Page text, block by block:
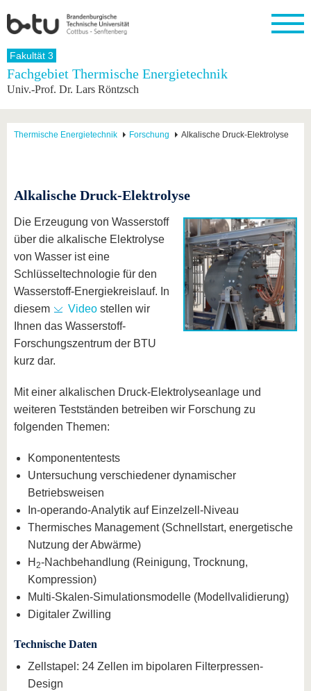
Startseite
Universität
Struktur
Partnerschaften
Strukturwandel
Forschung
Forschung
Nachwuchs
Studium
Vor dem
Nach
Studium
International
Profil
BTU ins
internationale
Studierende
Wissenschaftliche
Fachkräfte
BTU
Innovative
Transferprojekte
Lernen
Sie uns
kennen
Werte
BTU &
Region
erleben
Fakultät 3
Fachgebiet Thermische Energietechnik
Univ.-Prof. Dr. Lars Röntzsch
Thermische Energietechnik Forschung Alkalische Druck-Elektrolyse
Alkalische Druck-Elektrolyse
Die Erzeugung von Wasserstoff
über die alkalische Elektrolyse
von Wasser ist eine
Schlüsseltechnologie für den
Wasserstoff-Energiekreislauf. In
diesem
Video stellen wir
Ihnen das Wasserstoff-
Forschungszentrum der BTU
kurz dar.
Mit einer alkalischen Druck-Elektrolyseanlage und
weiteren Testständen betreiben wir Forschung zu
folgenden Themen:
Komponententests
Untersuchung verschiedener dynamischer
Betriebsweisen
In-operando-Analytik auf Einzelzell-Niveau
Thermisches Management (Schnellstart, energetische
Nutzung der Abwärme)
H 2-Nachbehandlung (Reinigung, Trocknung,
Kompression)
Multi-Skalen-Simulationsmodelle (Modellvalidierung)
Digitaler Zwilling
Technische Daten
Zellstapel: 24 Zellen im bipolaren Filterpressen-
Design